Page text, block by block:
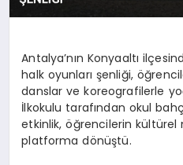
Antalya’nın Konyaaltı
halk oyunları şenliği,
danslar ve koreografilerle
İlkokulu tarafından okul
etkinlik, öğrencilerin kültürel
platforma dönüştü.